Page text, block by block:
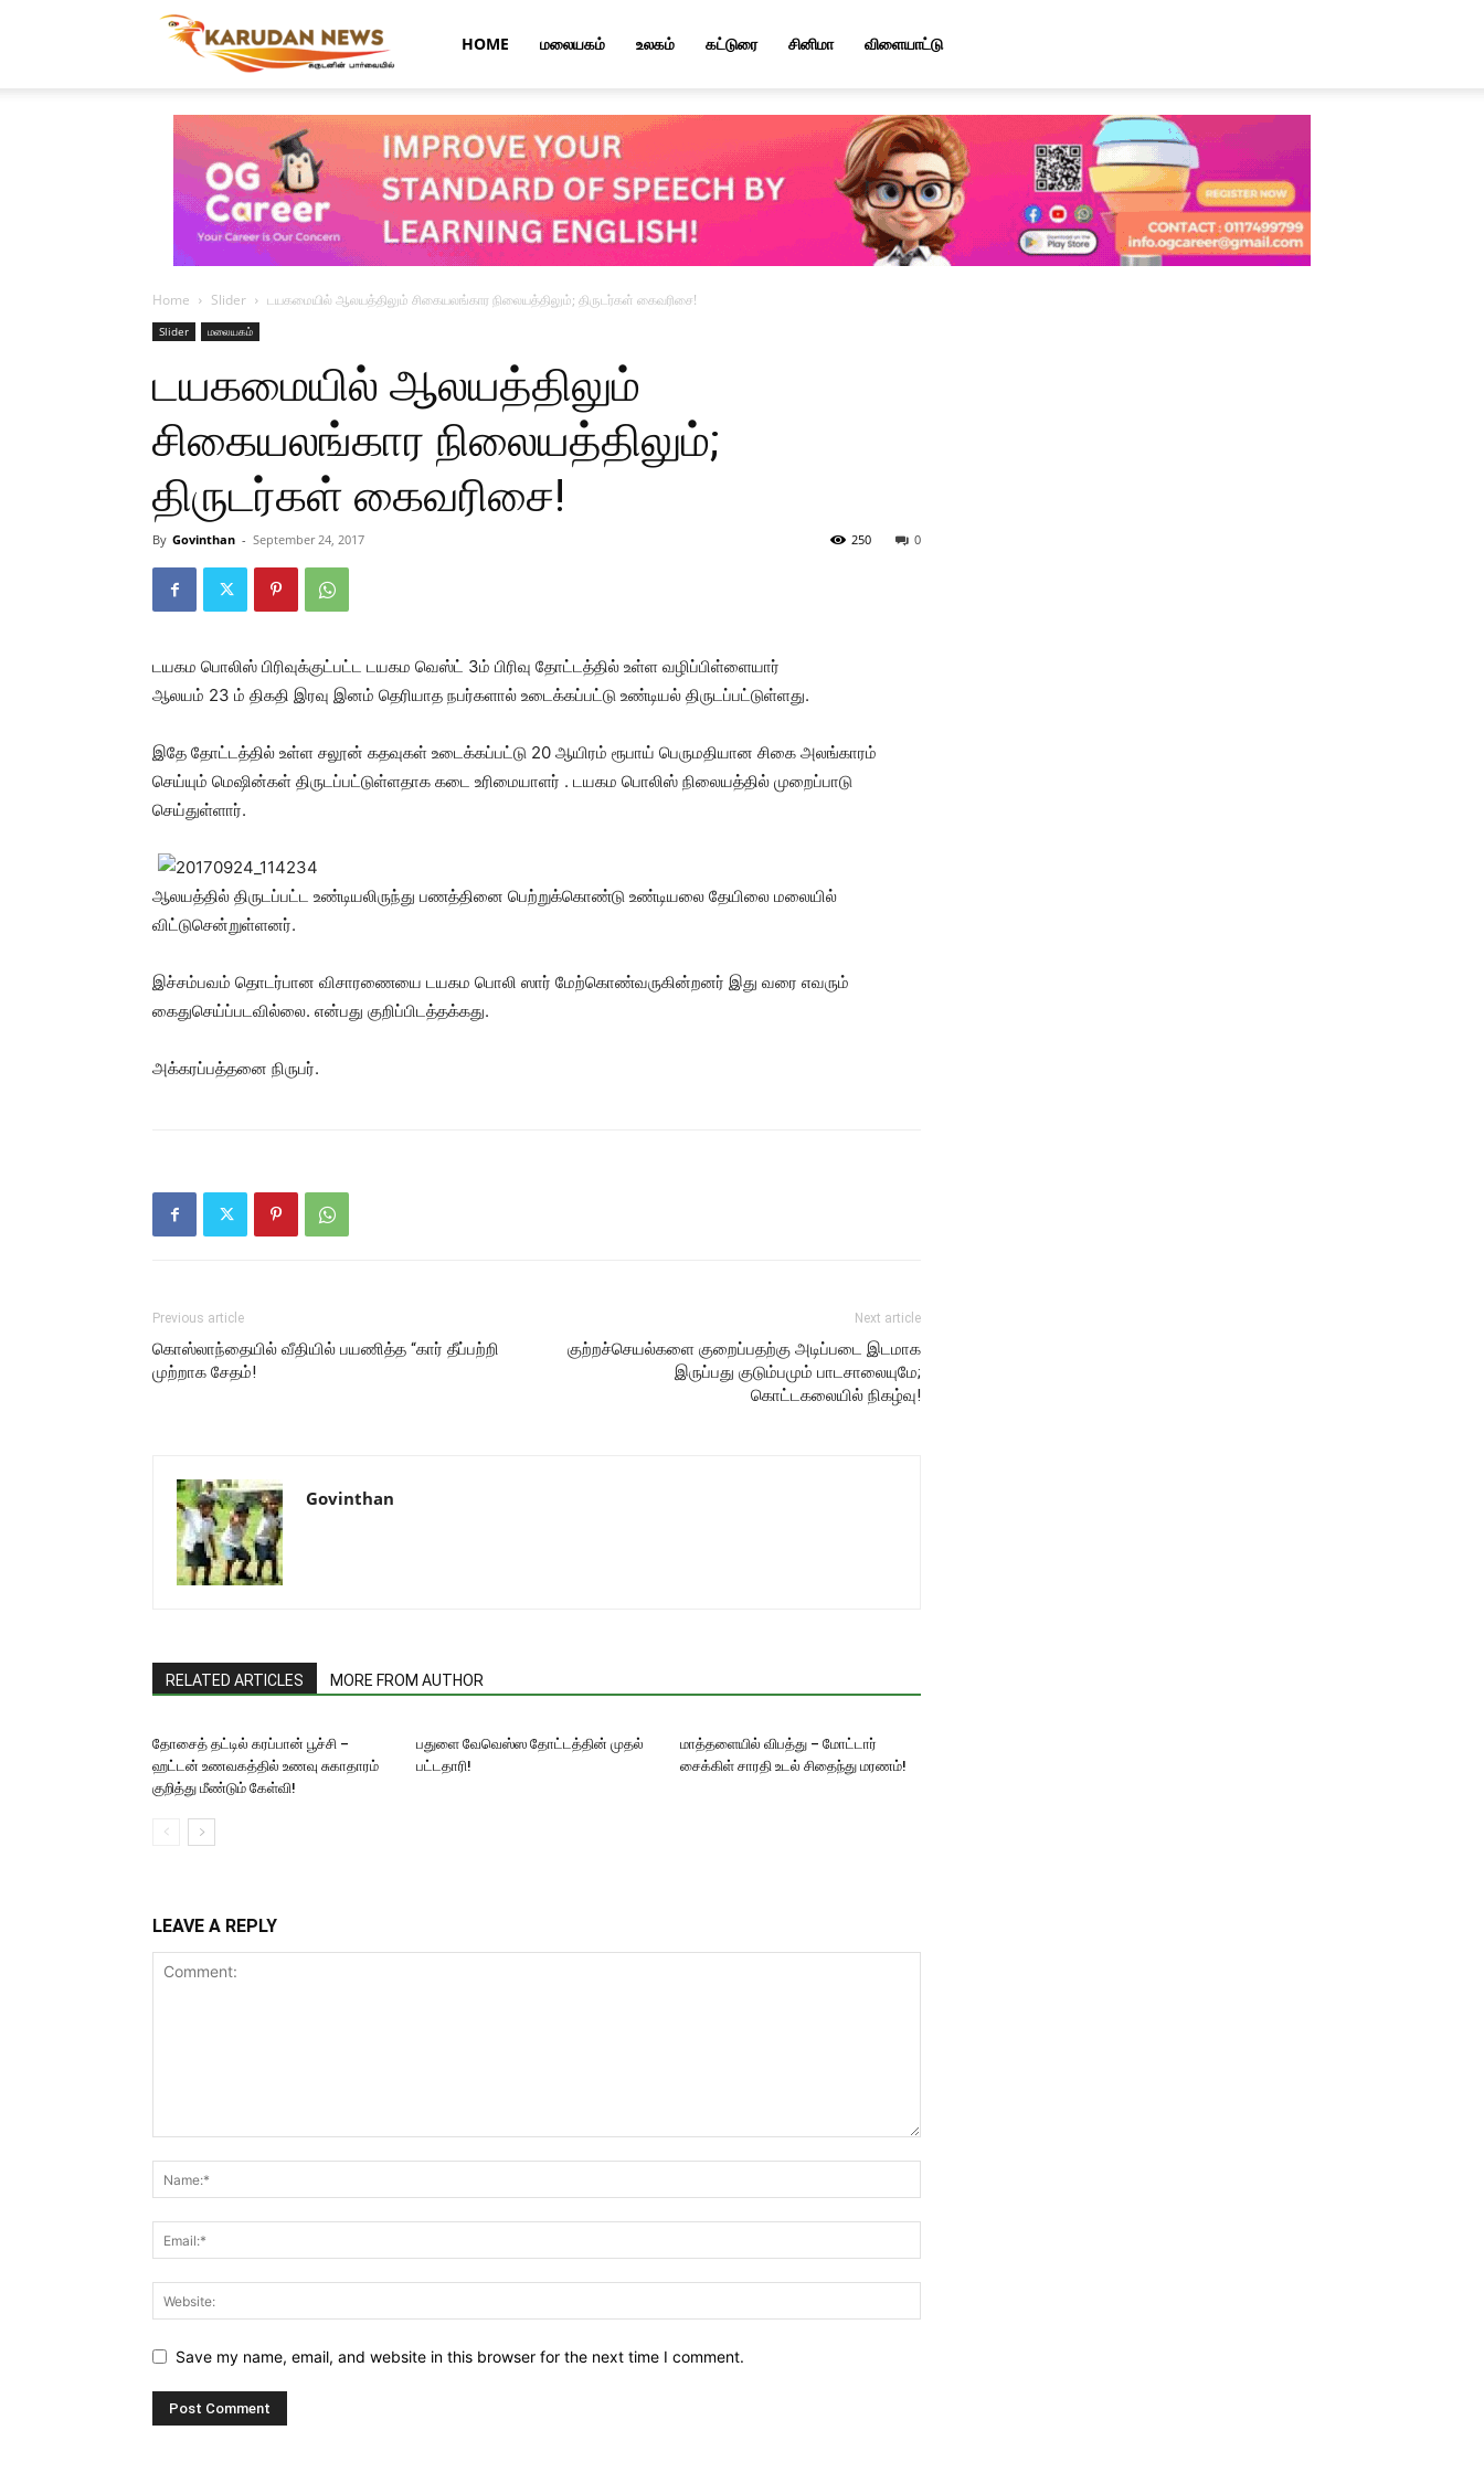
Karudan
News
HOME மலையகம் உலகம் கட்டுரை சினிமா விளையாட்டு
Home Slider டயகமையில் ஆலயத்திலும் சிகையலங்கார நிலையத்திலும்; திருடர்கள் கைவரிசை!
Slider மலையகம்
டயகமையில் ஆலயத்திலும்
சிகையலங்கார நிலையத்திலும்;
திருடர்கள் கைவரிசை!
By Govinthan - September 24, 2017 0
250
டயகம பொலிஸ் பிரிவுக்குட்பட்ட டயகம வெஸ்ட் 3ம் பிரிவு தோட்டத்தில் உள்ள வழிப்பிள்ளையார்
ஆலயம் 23 ம் திகதி இரவு இனம் தெரியாத நபர்களால் உடைக்கப்பட்டு உண்டியல் திருடப்பட்டுள்ளது.
இதே தோட்டத்தில் உள்ள சலூன் கதவுகள் உடைக்கப்பட்டு 20 ஆயிரம் ரூபாய் பெருமதியான சிகை அலங்காரம்
செய்யும் மெஷின்கள் திருடப்பட்டுள்ளதாக கடை உரிமையாளர் . டயகம பொலிஸ் நிலையத்தில் முறைப்பாடு
செய்துள்ளார்.
ஆலயத்தில் திருடப்பட்ட உண்டியலிருந்து பணத்தினை பெற்றுக்கொண்டு உண்டியலை தேயிலை மலையில்
விட்டுசென்றுள்ளனர்.
இச்சம்பவம் தொடர்பான விசாரணையை டயகம பொலி ஸார் மேற்கொண்வருகின்றனர் இது வரை எவரும்
கைதுசெய்ப்படவில்லை. என்பது குறிப்பிடத்தக்கது.
அக்கரப்பத்தனை நிருபர்.
Previous article
கொஸ்லாந்தையில் வீதியில் பயணித்த “கார் தீப்பற்றி
முற்றாக சேதம்!
Next article
குற்றச்செயல்களை குறைப்பதற்கு அடிப்படை இடமாக
இருப்பது குடும்பமும் பாடசாலையுமே;
கொட்டகலையில் நிகழ்வு!
Govinthan
RELATED ARTICLES MORE FROM AUTHOR
தோசைத் தட்டில் கரப்பான் பூச்சி –
ஹட்டன் உணவகத்தில் உணவு சுகாதாரம்
குறித்து மீண்டும் கேள்வி!
பதுளை வேவெஸ்ஸ தோட்டத்தின் முதல்
பட்டதாரி!
மாத்தளையில் விபத்து – மோட்டார்
சைக்கிள் சாரதி உடல் சிதைந்து மரணம்!
LEAVE A REPLY
Save my name, email, and website in this browser for the next time I comment.